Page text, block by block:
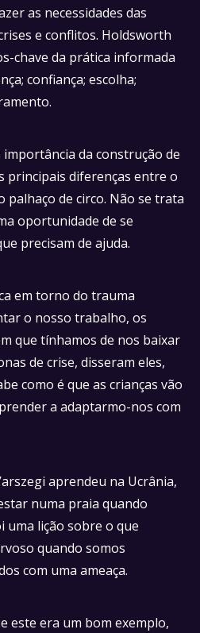
as necessidades das
e conflitos. Holdsworth
chave da prática informada
confiança; escolha;
da construção de
principais diferenças entre o
palhaço de circo. Não se trata
oportunidade de se
precisam de ajuda.
em torno do trauma
o nosso trabalho, os
que tínhamos de nos baixar
de crise, disseram eles,
como é que as crianças vão
a adaptarmo-nos com
aprendeu na Ucrânia,
numa praia quando
uma lição sobre o que
quando somos
com uma ameaça.
este era um bom exemplo,